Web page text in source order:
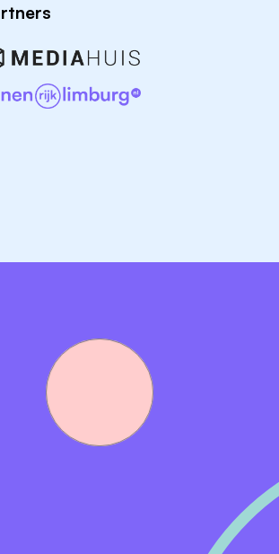
te verbinden, benut talenten en
centraal staan
opnemen met Bas Guchelaar
. Vragen over de
0528-741702 of per e-mail op